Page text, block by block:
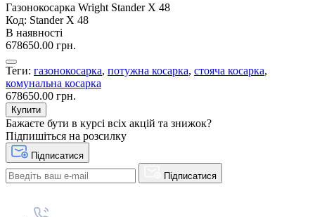
Газонокосарка Wright Stander X 48
Код: Stander X 48
В наявності
678650.00 грн.
Теги: газонокосарка, потужна косарка, стояча косарка,
комунальна косарка
678650.00 грн.
Купити
Бажаєте бути в курсі всіх акцій та знижок?
Підпишіться на розсилку
Підписатися
Підписатися